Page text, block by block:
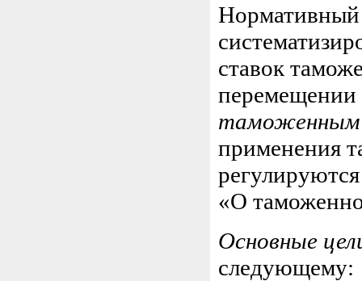
ставок
перемещении
применения
«О
Основные
следующему: